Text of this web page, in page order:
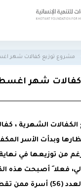
مشروع توزيع كفالات شهر
شهر اغسطس
وبدأت الأسر
من توزيعها في
فعلا َ أصبحت هذه
مصدرا ً أساسيا لعدد